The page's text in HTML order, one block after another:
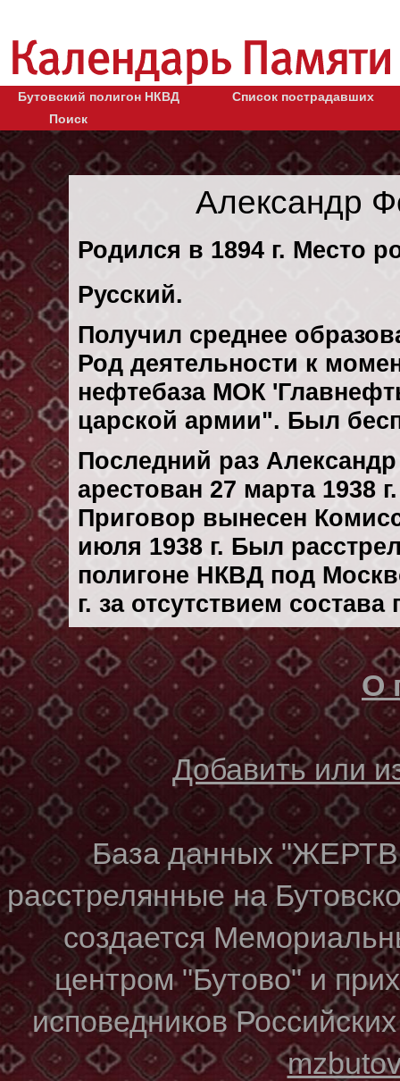
Бутовский полигон НКВД
Список пострадавших
Поиск
Александр
Родился в 1894 г. Место
Русский.
Получил среднее
Род деятельности к
нефтебаза МОК
царской армии". Был
Последний раз
арестован 27 марта 1938 г.
Приговор вынесен
июля 1938 г. Был
полигоне НКВД под
г. за отсутствием
О
Добавить или
База данных
расстрелянные на
создается
центром "Бутово" и
исповедников